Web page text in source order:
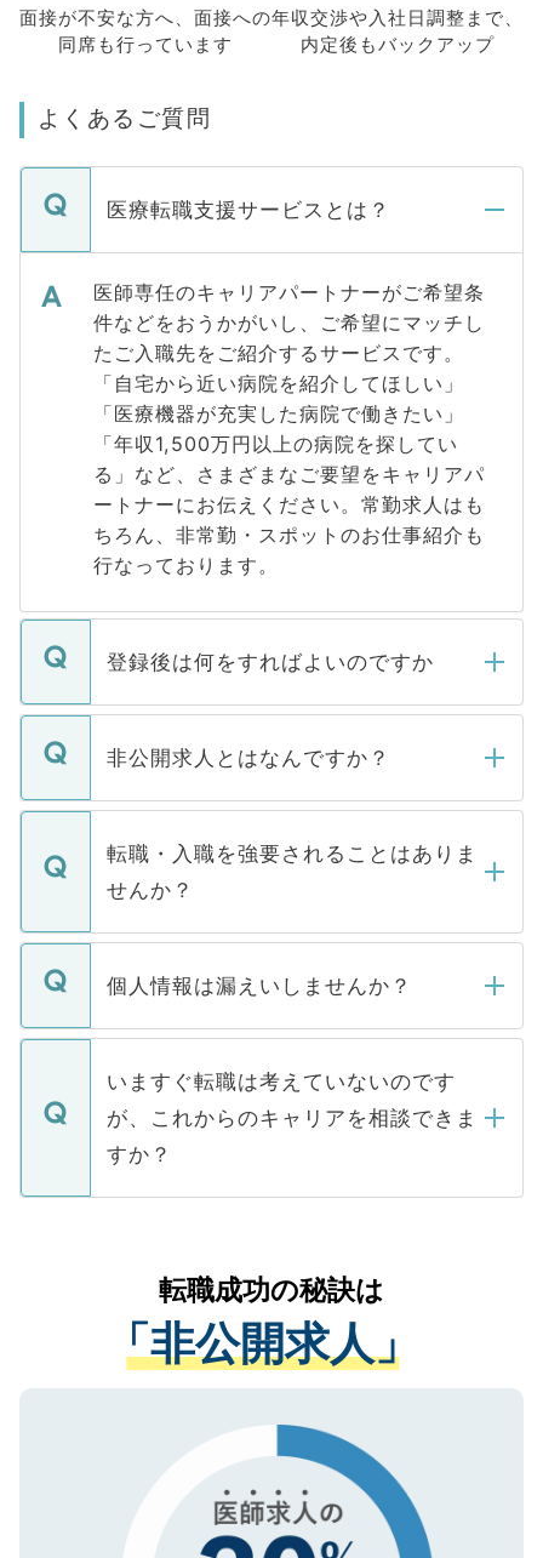
面接が不安な方へ、 面接への
同席も行っています
年収交渉や入社日調整まで、
内定後もバックアップ
よくあるご質問
医療転職支援サービスとは？
医師専任のキャリアパートナーがご希望条
件などをおうかがいし、ご希望にマッチし
たご入職先をご紹介するサービスです。
「自宅から近い病院を紹介してほしい」
「医療機器が充実した病院で働きたい」
「年収1,500万円以上の病院を探してい
る」など、さまざまなご要望をキャリアパ
ートナーにお伝えください。常勤求人はも
ちろん、非常勤・スポットのお仕事紹介も
行なっております。
登録後は何をすればよいのですか
ご登録いただきましたら、弊社担当者がご
登録内容を確認し、その後メールもしくは
ます。通常、5営業日以内にはご連絡をせて
いただきますので、しばらくお待ちくださ
非公開求人とはなんですか？
マイナビDOCTORで取り扱っている求人の
うち約3割は、Webサイトからご覧いただ
けない「非公開求人」です。非公開求人は
下記の理由によって、一般には公開してい
ません。
■応募殺到を避けるため 人気のある医療機
関を公にしてしまうと、応募が殺到する場
に、医療機関が求める条件に合った人材の
みを人材紹介会社に依頼するケースが増え
ています。
転職・入職を強要されることはありま
せんか？
転職・入職を強要することは一切ありませ
ん。また、仮に応募先から内定をいただい
定を承諾する必要はありません。内定先へ
の辞退の連絡はキャリアパートナーが行い
個人情報は漏えいしませんか？
個人情報が漏えいすることはありませんの
で、ご安心ください。当サイトからの登録
などで収集したご登録者様の個人情報は、
ご本人のキャリアアップおよび転職活動の
支援を目的に使用いたします。お預かりし
ているすべての個人データはご本人の許可
は、個人情報の取り扱いについての厳密な
管理基準を満たした事業者のみに付与され
る、プライバシーマークを取得済みです。
で、機密保持に関してもご安心ください。
いますぐ転職は考えていないのです
が、これからのキャリアを相談できま
すか？
かがいして、現在の医療機関の状況や紹介
経験をまじえながら、適切なアドバイスを
させていただきます。すぐにご転職をされ
ない方には、長期的なサポートが可能です
ので、まずはご登録ください。
転職成功の秘訣は
「非公開求人」